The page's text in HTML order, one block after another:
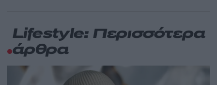
Lifestyle: Περισσότερα
άρθρα